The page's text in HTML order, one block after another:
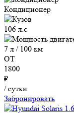
Кондиционер
106 л.с
7 л / 100 км
ОТ
1800
₽
/ сутки
Забронировать